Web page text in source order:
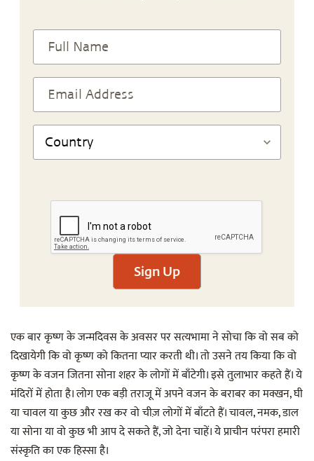
Sign Up
एक बार कृष्ण के जन्मदिवस के अवसर पर सत्यभामा ने सोचा कि वो सब को
दिखायेगी कि वो कृष्ण को कितना प्यार करती थी। तो उसने तय किया कि वो
कृष्ण के वजन जितना सोना शहर के लोगों में बाँटेगी। इसे तुलाभार कहते हैं। ये
मंदिरों में होता है। लोग एक बड़ी तराजू में अपने वजन के बराबर का मक्खन, घी
या चावल या कुछ और रख कर वो चीज़ लोगों में बाँटते हैं। चावल, नमक, डाल
या सोना या वो कुछ भी आप दे सकते हैं, जो देना चाहें। ये प्राचीन परंपरा हमारी
संस्कृति का एक हिस्सा है।